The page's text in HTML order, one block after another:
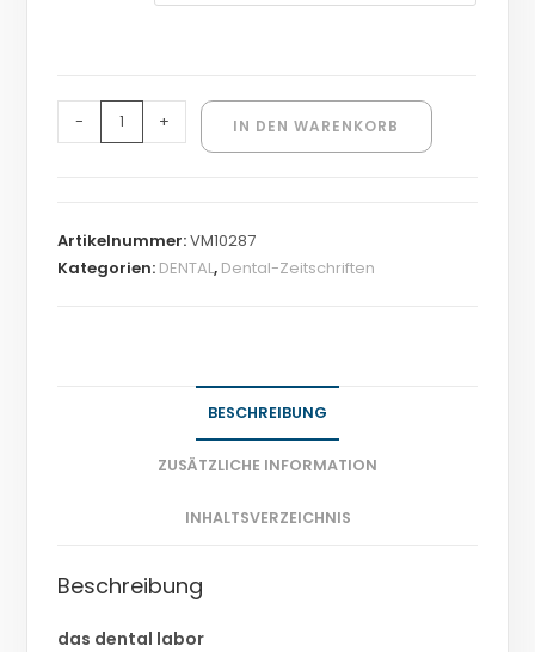
- + IN DEN WARENKORB
Artikelnummer:VM10287
Kategorien: DENTAL, Dental-Zeitschriften
BESCHREIBUNG
ZUSÄTZLICHE INFORMATION
INHALTSVERZEICHNIS
Beschreibung
das dental labor